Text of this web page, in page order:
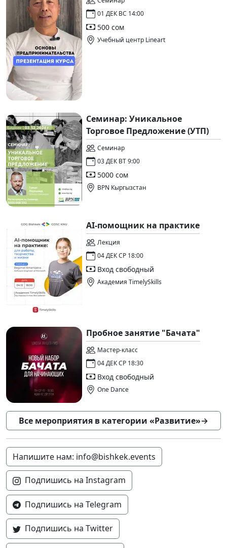
01 ДЕК ВС 14:00
500 сом
Учебный центр Lineart
Семинар: Уникальное
Торговое Предложение (УТП)
Семинар
03 ДЕК ВТ 9:00
5000 сом
BPN Кыргызстан
AI-помощник на практике
Лекция
04 ДЕК СР 18:00
Вход свободный
Академия TimelySkills
Пробное занятие "Бачата"
Мастер-класс
04 ДЕК СР 18:30
Вход свободный
One Dance
Все мероприятия в категории «Развитие»→
Напишите нам: info@bishkek.events
Подпишись на Instagram
Подпишись на Telegram
Подпишись на Twitter